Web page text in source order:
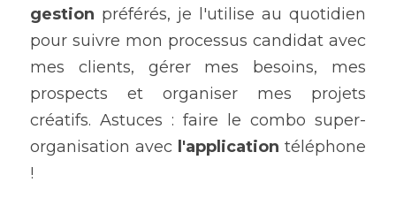
gestion préférés, je l'utilise au quotidien
pour suivre mon processus candidat avec
mes clients, gérer mes besoins, mes
prospects et organiser mes projets
créatifs. Astuces : faire le combo super-
organisation avec l'application téléphone
!